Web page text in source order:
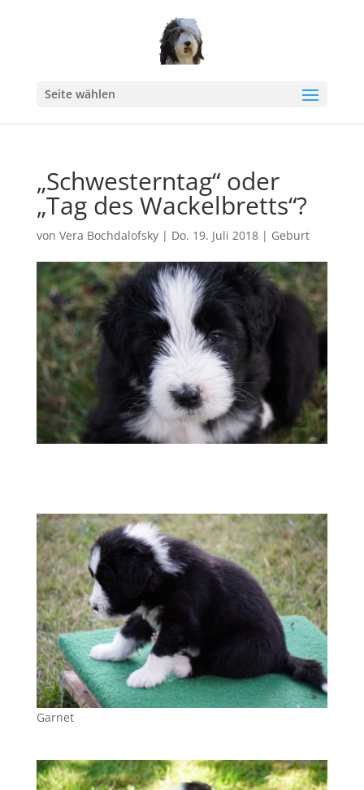
Seite wählen
„Schwesterntag“ oder
„Tag des Wackelbretts“?
von Vera Bochdalofsky| Do. 19. Juli 2018| Geburt
Garnet